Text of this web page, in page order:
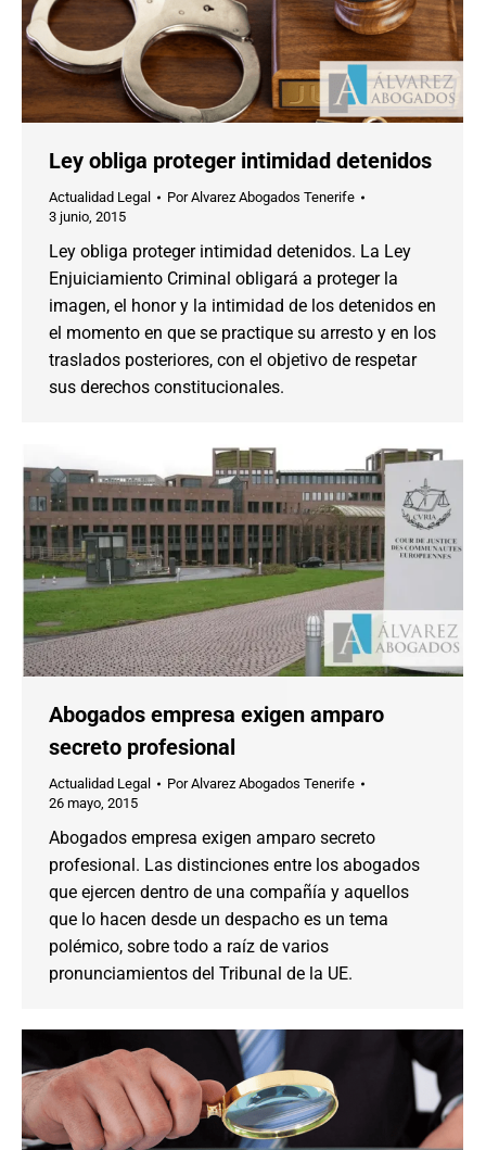
Ley obliga proteger intimidad detenidos
Actualidad Legal PorAlvarez Abogados Tenerife
3 junio, 2015
Ley obliga proteger intimidad detenidos. La Ley
Enjuiciamiento Criminal obligará a proteger la
imagen, el honor y la intimidad de los detenidos en
el momento en que se practique su arresto y en los
traslados posteriores, con el objetivo de respetar
sus derechos constitucionales.
Abogados empresa exigen amparo
secreto profesional
Actualidad Legal PorAlvarez Abogados Tenerife
26 mayo, 2015
Abogados empresa exigen amparo secreto
profesional. Las distinciones entre los abogados
que ejercen dentro de una compañía y aquellos
que lo hacen desde un despacho es un tema
polémico, sobre todo a raíz de varios
pronunciamientos del Tribunal de la UE.